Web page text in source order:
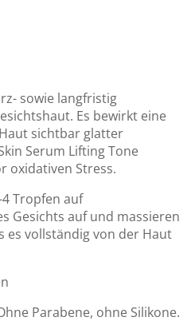
sowie langfristig
Es bewirkt eine
sichtbar glatter
Serum Lifting Tone
oxidativen Stress.
4 Tropfen auf
Gesichts auf und massieren
es vollständig von der Haut
Parabene, ohne Silikone.